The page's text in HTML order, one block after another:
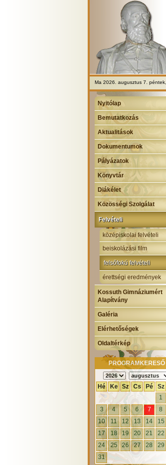
Ma 2026. augusztus 7. péntek,
Nyitólap
Bemutatkozás
Aktualitások
Dokumentumok
Pályázatok
Könyvtár
Diákélet
Közösségi Szolgálat
Felvételi
középiskolai felvételi
beiskolázási film
felsőfokú felvételi
érettségi eredmények
Kossuth Gimnáziumért
Alapítvány
Galéria
Elérhetőségek
Oldaltérkép
PROGRAMKERESŐ
Hé Ke Sz Cs Pé Sz
1
3
4 5 6 7 8
10
11 12 13 14 15
17
18 19 20 21 22
24
25 26 27 28 29
31